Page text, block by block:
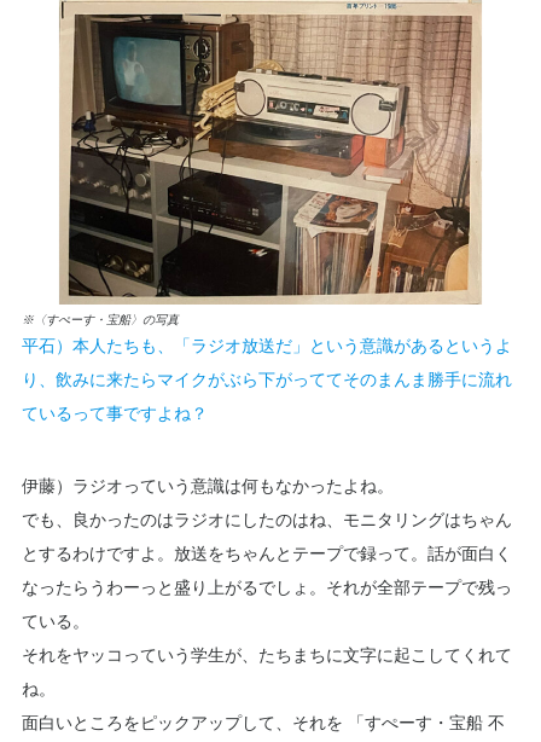
※〈すぺーす・宝船〉の写真
平石）本人たちも、「ラジオ放送だ」という意識があるというよ
り、飲みに来たらマイクがぶら下がっててそのまんま勝手に流れ
ているって事ですよね？
伊藤）ラジオっていう意識は何もなかったよね。
でも、良かったのはラジオにしたのはね、モニタリングはちゃん
とするわけですよ。放送をちゃんとテープで録って。話が面白く
なったらうわーっと盛り上がるでしょ。それが全部テープで残っ
ている。
それをヤッコっていう学生が、たちまちに文字に起こしてくれて
ね。
面白いところをピックアップして、それを 「すぺーす・宝船 不